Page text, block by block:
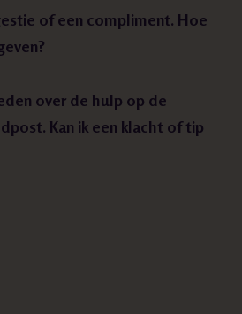
of een compliment. Hoe
over de hulp op de
Kan ik een klacht of tip